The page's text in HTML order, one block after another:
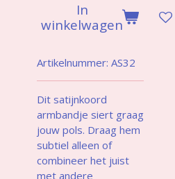
In
winkelwagen
Artikelnummer: AS32
Dit satijnkoord
armbandje siert graag
jouw pols. Draag hem
subtiel alleen of
combineer het juist
met andere